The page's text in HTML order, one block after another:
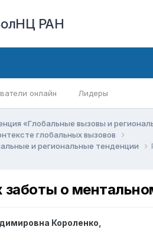
РАН
онлайн Лидеры
«Глобальные вызовы и
глобальных вызовов
и региональные тенденции
заботы о
Короленко